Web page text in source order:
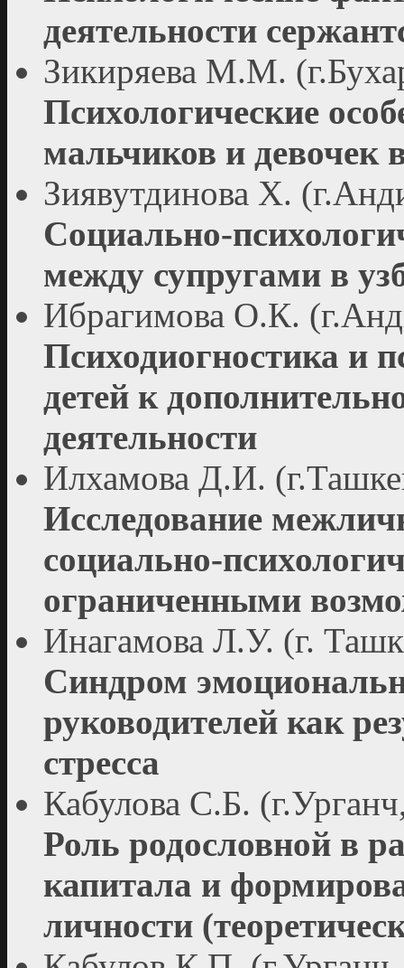
деятельности
Зикиряева М.М.
Психологические
мальчиков и девочек
Зиявутдинова Х.
Социально-
между супругами в
Ибрагимова О.К.
Психодиогностика и
детей к
деятельности
Илхамова Д.И.
Исследование
социально-
ограниченными
Инагамова Л.У. (г.
Синдром
руководителей как
стресса
Кабулова С.Б.
Роль родословной в
капитала и
личности